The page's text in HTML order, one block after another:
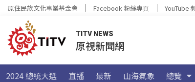
原住民族文化事業基金會 Facebook 粉絲專頁 YouTube
TITV NEWS
原視新聞網
2024 總統大選 直播 最新 山海氣象 總覽